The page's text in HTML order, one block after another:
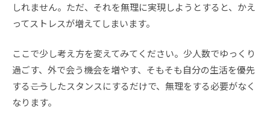
しれません。ただ、それを無理に実現しようとすると、かえ
ってストレスが増えてしまいます。
ここで少し考え方を変えてみてください。少人数でゆっくり
過ごす、外で会う機会を増やす、そもそも自分の生活を優先
する――こうしたスタンスにするだけで、無理をする必要がなく
なります。